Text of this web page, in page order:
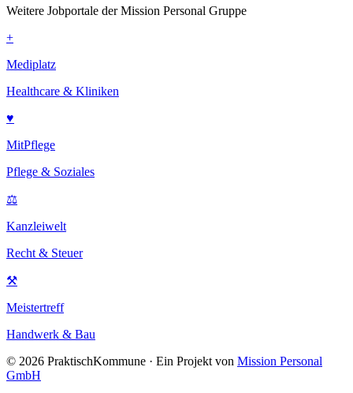
Weitere Jobportale der Mission Personal Gruppe
+
Mediplatz
Healthcare & Kliniken
♥
MitPflege
Pflege & Soziales
⚖
Kanzleiwelt
Recht & Steuer
⚒
Meistertreff
Handwerk & Bau
© 2026 PraktischKommune · Ein Projekt von Mission Personal
GmbH